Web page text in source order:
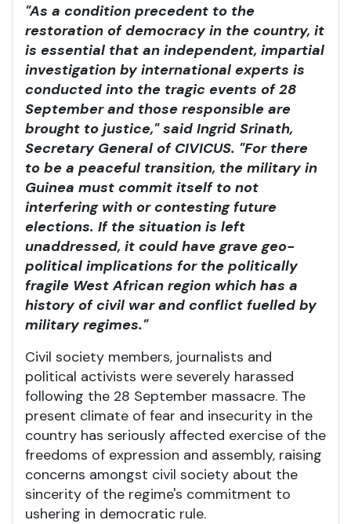
"As a condition precedent to the
restoration of democracy in the country, it
is essential that an independent, impartial
investigation by international experts is
conducted into the tragic events of 28
September and those responsible are
brought to justice," said Ingrid Srinath,
Secretary General of CIVICUS. "For there
to be a peaceful transition, the military in
Guinea must commit itself to not
interfering with or contesting future
elections. If the situation is left
unaddressed, it could have grave geo-
political implications for the politically
fragile West African region which has a
history of civil war and conflict fuelled by
military regimes."
Civil society members, journalists and
political activists were severely harassed
following the 28 September massacre. The
present climate of fear and insecurity in the
country has seriously affected exercise of the
freedoms of expression and assembly, raising
concerns amongst civil society about the
sincerity of the regime's commitment to
ushering in democratic rule.